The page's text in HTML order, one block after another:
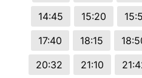
14:45
15:20
17:40
18:15
20:32
21:10